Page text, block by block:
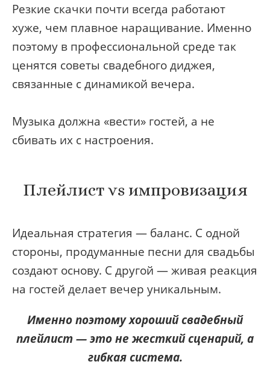
Резкие скачки почти всегда работают
хуже, чем плавное наращивание. Именно
поэтому в профессиональной среде так
ценятся советы свадебного диджея,
связанные с динамикой вечера.
Музыка должна «вести» гостей, а не
сбивать их с настроения.
Плейлист vs импровизация
Идеальная стратегия — баланс. С одной
стороны, продуманные песни для свадьбы
создают основу. С другой — живая реакция
на гостей делает вечер уникальным.
Именно поэтому хороший свадебный
плейлист — это не жесткий сценарий, а
гибкая система.